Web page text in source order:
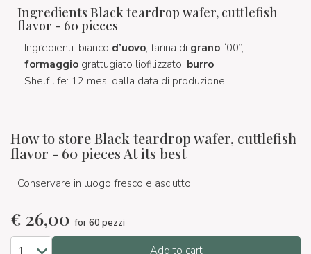
Ingredients Black teardrop wafer, cuttlefish
flavor - 60 pieces
Ingredienti: bianco d’uovo, farina di grano “00”,
formaggio grattugiato liofilizzato, burro
Shelf life: 12 mesi dalla data di produzione
How to store Black teardrop wafer, cuttlefish
flavor - 60 pieces At its best
Conservare in luogo fresco e asciutto.
€ 26,00 for 60 pezzi
Add to cart